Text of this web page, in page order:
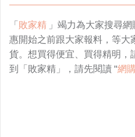
「敗家精 」竭力為大家搜尋
惠開始之前跟大家報料，等大
貨。想買得便宜、買得精明，
到「敗家精」，請先閱讀 "網